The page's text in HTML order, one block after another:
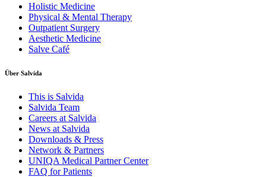
Holistic Medicine
Physical & Mental Therapy
Outpatient Surgery
Aesthetic Medicine
Salve Café
Über Salvida
This is Salvida
Salvida Team
Careers at Salvida
News at Salvida
Downloads & Press
Network & Partners
UNIQA Medical Partner Center
FAQ for Patients